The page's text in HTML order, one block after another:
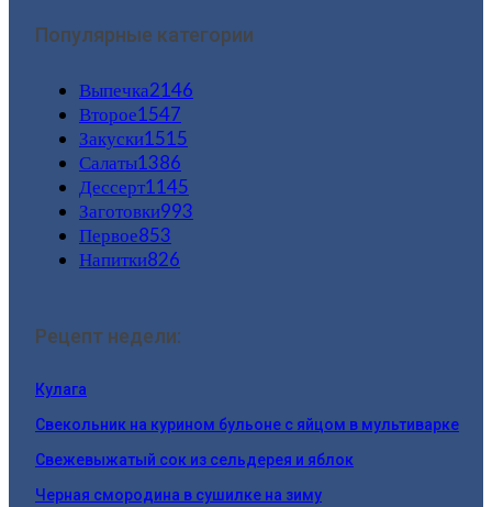
Популярные категории
Выпечка2146
Второе1547
Закуски1515
Салаты1386
Дессерт1145
Заготовки993
Первое853
Напитки826
Рецепт недели:
Кулага
Свекольник на курином бульоне с яйцом в мультиварке
Свежевыжатый сок из сельдерея и яблок
Черная смородина в сушилке на зиму